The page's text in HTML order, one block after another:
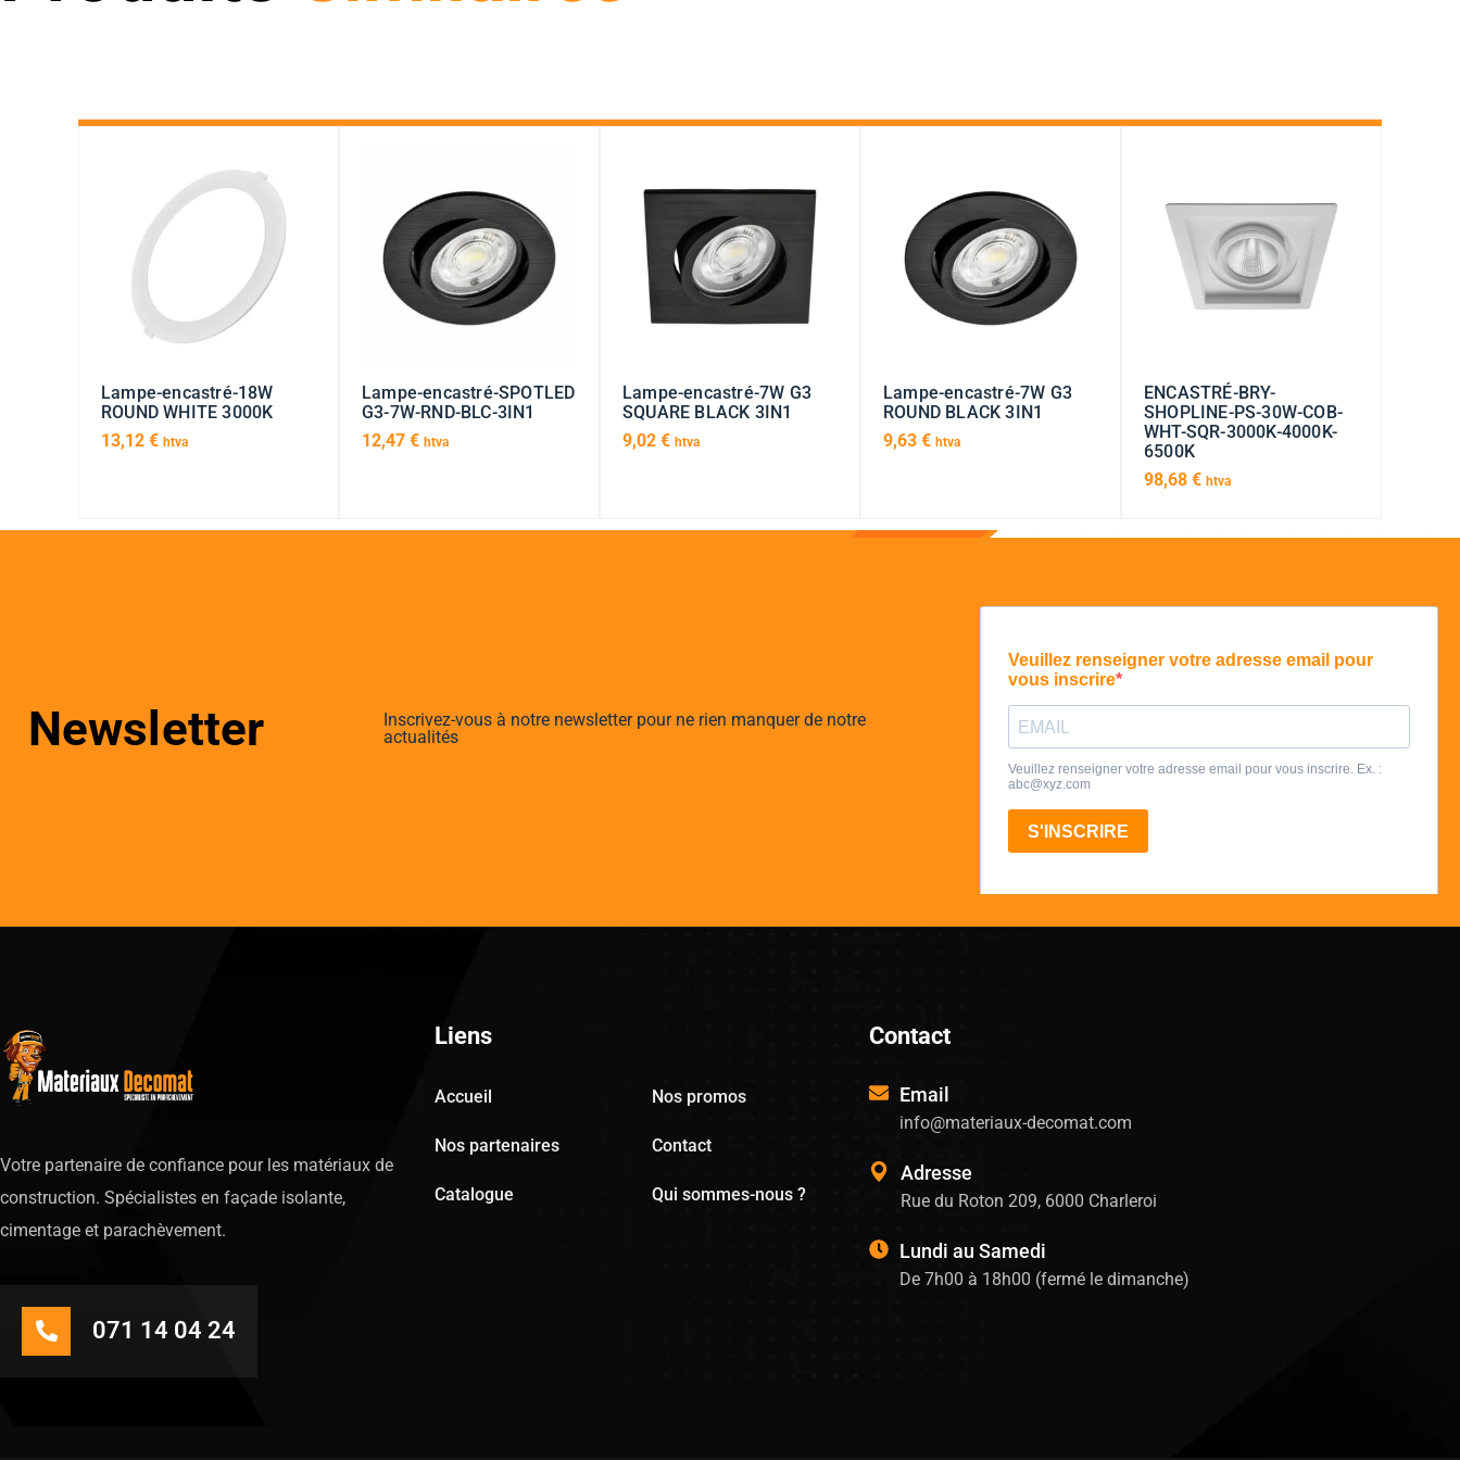
Lampe-encastré-18W
ROUND WHITE 3000K
13,12 € htva
Lampe-encastré-SPOTLED
G3-7W-RND-BLC-3IN1
12,47 € htva
Lampe-encastré-7W G3
SQUARE BLACK 3IN1
9,02 € htva
Lampe-encastré-7W G3
ROUND BLACK 3IN1
9,63 € htva
ENCASTRÉ-BRY-
SHOPLINE-PS-30W-COB-
WHT-SQR-3000K-4000K-
6500K
98,68 € htva
Newsletter
Inscrivez-vous à notre newsletter pour ne rien manquer de notre
actualités
Votre partenaire de confiance pour les matériaux de
construction. Spécialistes en façade isolante,
cimentage et parachèvement.
071 14 04 24
Liens
Accueil Nos promos
Nos partenaires Contact
Catalogue Qui sommes-nous ?
Contact
Email
info@materiaux-decomat.com
Adresse
Rue du Roton 209, 6000 Charleroi
Lundi au Samedi
De 7h00 à 18h00 (fermé le dimanche)